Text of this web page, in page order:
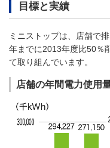
目標と実績
ミニストップは、店舗で
年までに2013年度比50％
て取り組んでいます。
店舗の年間電力使用